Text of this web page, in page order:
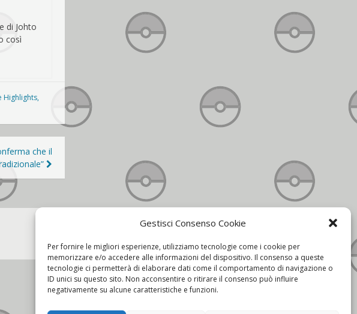
Gestisci Consenso Cookie
Per fornire le migliori esperienze, utilizziamo tecnologie come i cookie per
memorizzare e/o accedere alle informazioni del dispositivo. Il consenso a queste
tecnologie ci permetterà di elaborare dati come il comportamento di navigazione o
ID unici su questo sito. Non acconsentire o ritirare il consenso può influire
negativamente su alcune caratteristiche e funzioni.
di Johto
così
Highlights,
che il